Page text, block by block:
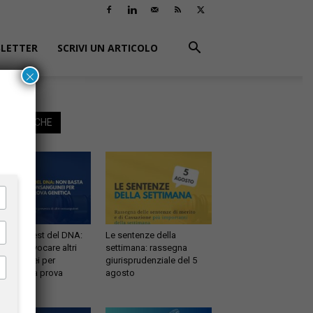
SCRIVI UN ARTICOLO
ANCHE
e test del DNA:
basta evocare altri
per
la prova
Le sentenze della
settimana: rassegna
giurisprudenziale del 5
agosto
×